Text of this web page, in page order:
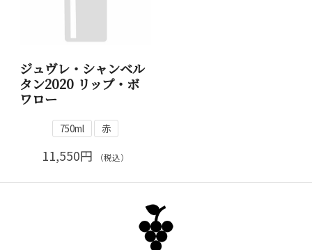
ジュヴレ・シャンベル
タン2020 リップ・ボ
ワロー
750ml 赤
11,550円 （税込）